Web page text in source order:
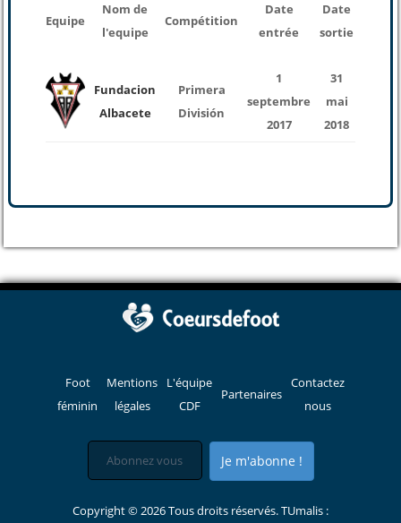
Equipe
Nom de
l'equipe
Compétition
Date
entrée
Date
sortie
Fundacion
Albacete
Primera
División
1
septembre
2017
31
mai
2018
Foot
féminin
Mentions
légales
L'équipe
CDF
Partenaires
Contactez
nous
Je m'abonne !
Copyright © 2026 Tous droits réservés. TUmalis :